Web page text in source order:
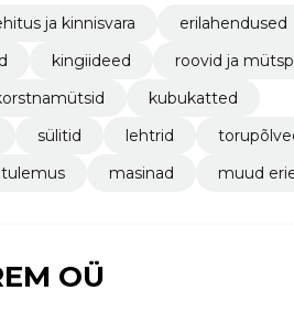
ja kinnisvara erilahendused
kingiideed
roovid ja
kubukatted
sülitid lehtrid
masinad muud
OÜ